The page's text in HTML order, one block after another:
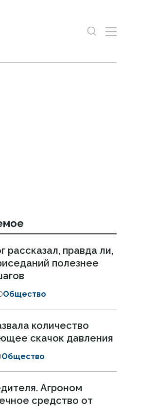
рассказал, правда ли,
полезнее
Общество
количество
скачок давления
Общество
Агроном
средство от